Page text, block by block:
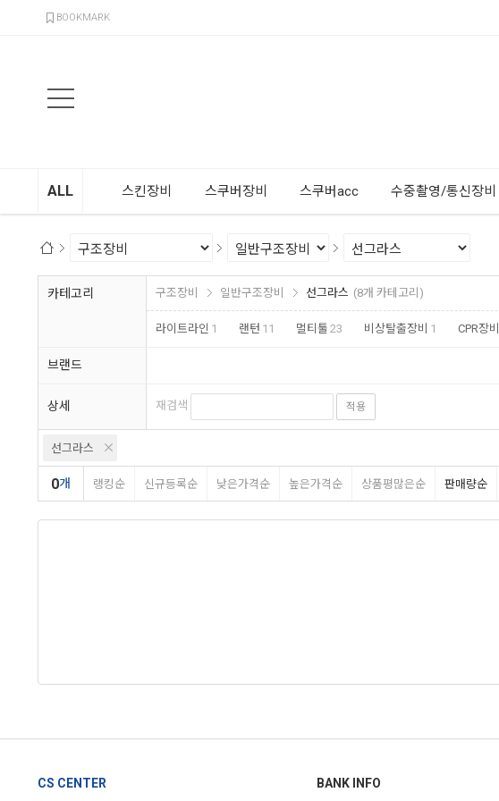
BOOKMARK
ALL 스킨장비 스쿠버장비 스쿠버acc 수중촬영/통신장비
카테고리 구조장비 일반구조장비 선그라스 (8개 카테고리)
라이트라인 1 랜턴 11 멀티툴 23 비상탈출장비 1 CPR장비
브랜드
상세 재검색 적용
선그라스
0개 랭킹순 신규등록순 낮은가격순 높은가격순 상품평많은순 판매량순
CS CENTER BANK INFO